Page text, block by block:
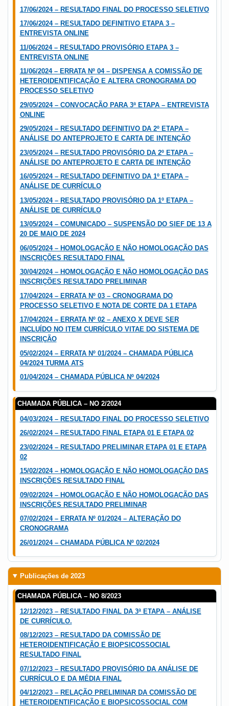
17/06/2024 – RESULTADO FINAL DO PROCESSO SELETIVO
17/06/2024 – RESULTADO DEFINITIVO ETAPA 3 –
ENTREVISTA ONLINE
11/06/2024 – RESULTADO PROVISÓRIO ETAPA 3 –
ENTREVISTA ONLINE
11/06/2024 – ERRATA Nº 04 – DISPENSA A COMISSÃO DE
HETEROIDENTIFICAÇÃO E ALTERA CRONOGRAMA DO
PROCESSO SELETIVO
29/05/2024 – CONVOCAÇÃO PARA 3ª ETAPA – ENTREVISTA
ONLINE
29/05/2024 – RESULTADO DEFINITIVO DA 2º ETAPA –
ANÁLISE DO ANTEPROJETO E CARTA DE INTENÇÃO
23/05/2024 – RESULTADO PROVISÓRIO DA 2º ETAPA –
ANÁLISE DO ANTEPROJETO E CARTA DE INTENÇÃO
16/05/2024 – RESULTADO DEFINITIVO DA 1º ETAPA –
ANÁLISE DE CURRÍCULO
13/05/2024 – RESULTADO PROVISÓRIO DA 1º ETAPA –
ANÁLISE DE CURRÍCULO
13/05/2024 – COMUNICADO – SUSPENSÃO DO SIEF DE 13 A
20 DE MAIO DE 2024
06/05/2024 – HOMOLOGAÇÃO E NÃO HOMOLOGAÇÃO DAS
INSCRIÇÕES RESULTADO FINAL
30/04/2024 – HOMOLOGAÇÃO E NÃO HOMOLOGAÇÃO DAS
INSCRIÇÕES RESULTADO PRELIMINAR
17/04/2024 – ERRATA Nº 03 – CRONOGRAMA DO
PROCESSO SELETIVO E NOTA DE CORTE DA 1 ETAPA
17/04/2024 – ERRATA Nº 02 – ANEXO X DEVE SER
INCLUÍDO NO ITEM CURRÍCULO VITAE DO SISTEMA DE
INSCRIÇÃO
05/02/2024 – ERRATA Nº 01/2024 – CHAMADA PÚBLICA
04/2024 TURMA ATS
01/04/2024 – CHAMADA PÚBLICA Nº 04/2024
CHAMADA PÚBLICA – NO 2/2024
04/03/2024 – RESULTADO FINAL DO PROCESSO SELETIVO
26/02/2024 – RESULTADO FINAL ETAPA 01 E ETAPA 02
23/02/2024 – RESULTADO PRELIMINAR ETAPA 01 E ETAPA
02
15/02/2024 – HOMOLOGAÇÃO E NÃO HOMOLOGAÇÃO DAS
INSCRIÇÕES RESULTADO FINAL
09/02/2024 – HOMOLOGAÇÃO E NÃO HOMOLOGAÇÃO DAS
INSCRIÇÕES RESULTADO PRELIMINAR
07/02/2024 – ERRATA Nº 01/2024 – ALTERAÇÃO DO
CRONOGRAMA
26/01/2024 – CHAMADA PÚBLICA Nº 02/2024
Publicações de 2023
CHAMADA PÚBLICA – NO 8/2023
12/12/2023 – RESULTADO FINAL DA 3ª ETAPA – ANÁLISE
DE CURRÍCULO.
08/12/2023 – RESULTADO DA COMISSÃO DE
HETEROIDENTIFICAÇÃO E BIOPSICOSSOCIAL
RESULTADO FINAL
07/12/2023 – RESULTADO PROVISÓRIO DA ANÁLISE DE
CURRÍCULO E DA MÉDIA FINAL
04/12/2023 – RELAÇÃO PRELIMINAR DA COMISSÃO DE
HETEROIDENTIFICAÇÃO E BIOPSICOSSOCIAL COM